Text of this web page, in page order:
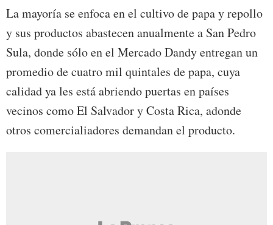
La mayoría se enfoca en el cultivo de papa y repollo
y sus productos abastecen anualmente a San Pedro
Sula, donde sólo en el Mercado Dandy entregan un
promedio de cuatro mil quintales de papa, cuya
calidad ya les está abriendo puertas en países
vecinos como El Salvador y Costa Rica, adonde
otros comercialiadores demandan el producto.